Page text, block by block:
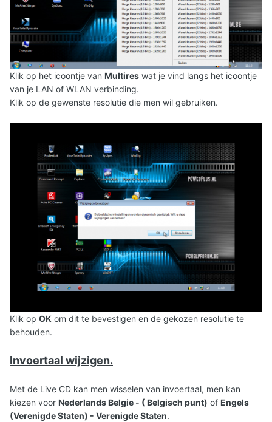
Klik op het icoontje van Multires wat je vind langs het icoontje
van je LAN of WLAN verbinding.
Klik op de gewenste resolutie die men wil gebruiken.
Klik op OK om dit te bevestigen en de gekozen resolutie te
behouden.
Invoertaal wijzigen.
Met de Live CD kan men wisselen van invoertaal, men kan
kiezen voor Nederlands Belgie - ( Belgisch punt) of Engels
(Verenigde Staten) - Verenigde Staten.